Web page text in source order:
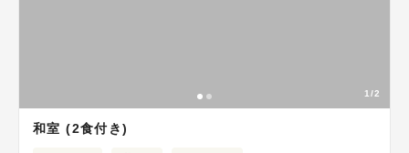
1/2
和室 (2食付き)